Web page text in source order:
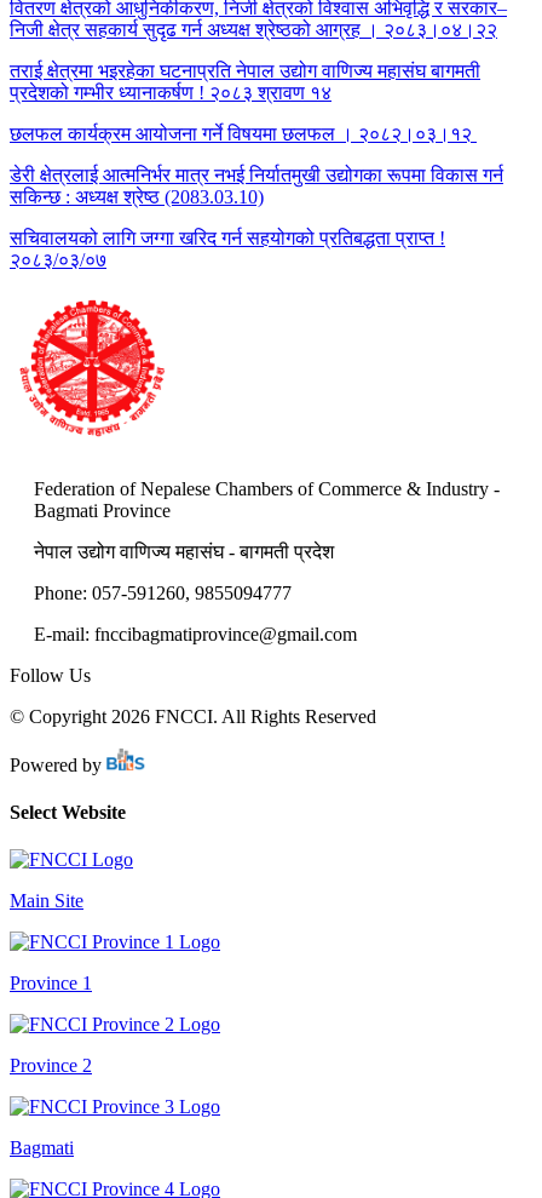
वितरण क्षेत्रको आधुनिकीकरण, निजी क्षेत्रको विश्वास अभिवृद्धि र सरकार–
निजी क्षेत्र सहकार्य सुदृढ गर्न अध्यक्ष श्रेष्ठको आग्रह । २०८३।०४।२२
तराई क्षेत्रमा भइरहेका घटनाप्रति नेपाल उद्योग वाणिज्य महासंघ बागमती
प्रदेशको गम्भीर ध्यानाकर्षण ! २०८३ श्रावण १४
छलफल कार्यक्रम आयोजना गर्ने विषयमा छलफल । २०८२।०३।१२
डेरी क्षेत्रलाई आत्मनिर्भर मात्र नभई निर्यातमुखी उद्योगका रूपमा विकास गर्न
सकिन्छ : अध्यक्ष श्रेष्ठ (2083.03.10)
सचिवालयको लागि जग्गा खरिद गर्न सहयोगको प्रतिबद्धता प्राप्त !
२०८३/०३/०७
Federation of Nepalese Chambers of Commerce & Industry -
Bagmati Province
नेपाल उद्योग वाणिज्य महासंघ - बागमती प्रदेश
Phone: 057-591260, 9855094777
E-mail: fnccibagmatiprovince@gmail.com
Follow Us
© Copyright 2026 FNCCI. All Rights Reserved
Powered by
Select Website
Main Site
Province 1
Province 2
Bagmati